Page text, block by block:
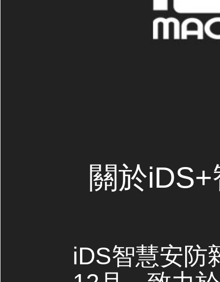
關於
iDS智慧安防